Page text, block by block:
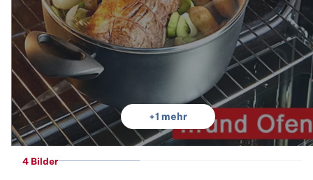
+1 mehr
4 Bilder